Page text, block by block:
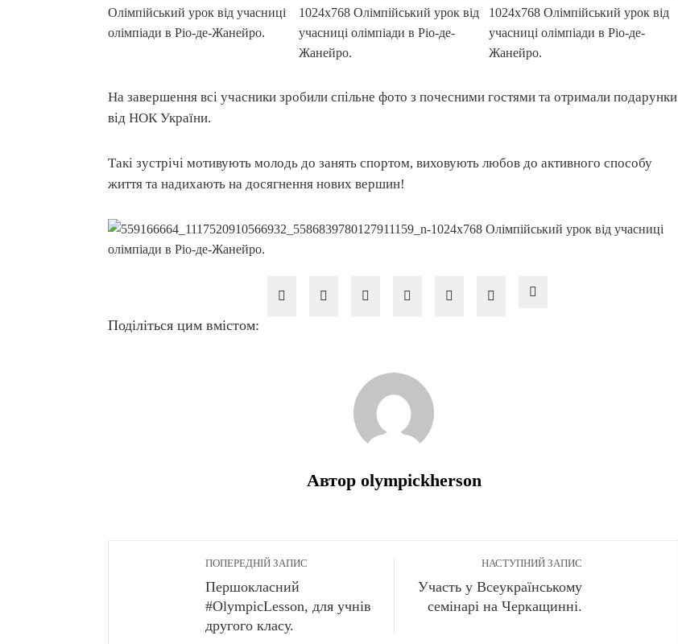
На завершення всі учасники зробили спільне фото з почесними гостями та отримали подарунки
від НОК України.
Такі зустрічі мотивують молодь до занять спортом, виховують любов до активного способу
життя та надихають на досягнення нових вершин!
Поділіться цим вмістом:
Автор olympickherson
ПОПЕРЕДНІЙ ЗАПИС
Першокласний
#OlympicLesson, для учнів
другого класу.
НАСТУПНИЙ ЗАПИС
Участь у Всеукраїнському
семінарі на Черкащинні.